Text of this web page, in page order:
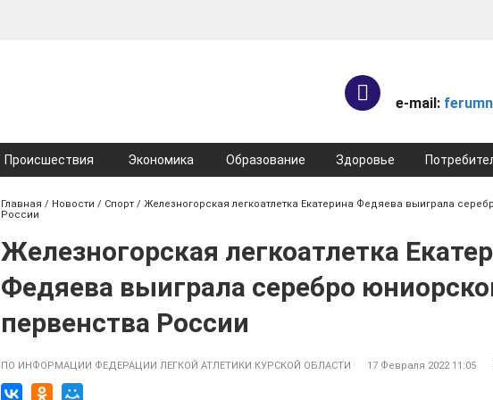
e-mail:
Происшествия Экономика Образование Здоровье
Главная / Новости / Спорт / Железногорская легкоатлетка Екатерина Федяева выиграла
России
Железногорская легкоатлетка
Федяева выиграла серебро
первенства России
ПО ИНФОРМАЦИИ ФЕДЕРАЦИИ ЛЕГКОЙ АТЛЕТИКИ КУРСКОЙ ОБЛАСТИ 17 Февраля 2022 11:05